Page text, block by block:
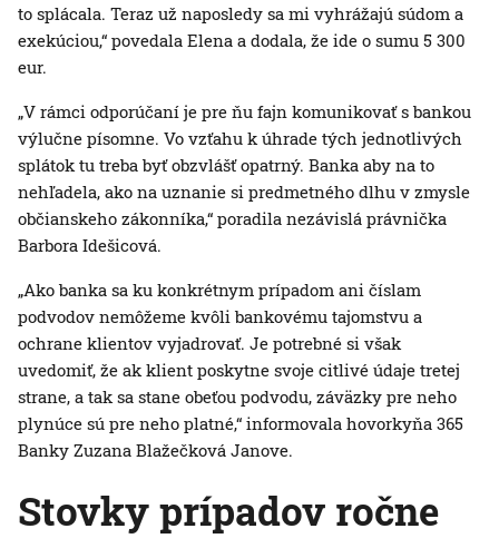
to splácala. Teraz už naposledy sa mi vyhrážajú súdom a
exekúciou,“ povedala Elena a dodala, že ide o sumu 5 300
eur.
„V rámci odporúčaní je pre ňu fajn komunikovať s bankou
výlučne písomne. Vo vzťahu k úhrade tých jednotlivých
splátok tu treba byť obzvlášť opatrný. Banka aby na to
nehľadela, ako na uznanie si predmetného dlhu v zmysle
občianskeho zákonníka,“ poradila nezávislá právnička
Barbora Idešicová.
„Ako banka sa ku konkrétnym prípadom ani číslam
podvodov nemôžeme kvôli bankovému tajomstvu a
ochrane klientov vyjadrovať. Je potrebné si však
uvedomiť, že ak klient poskytne svoje citlivé údaje tretej
strane, a tak sa stane obeťou podvodu, záväzky pre neho
plynúce sú pre neho platné,“ informovala hovorkyňa 365
Banky Zuzana Blažečková Janove.
Stovky prípadov ročne